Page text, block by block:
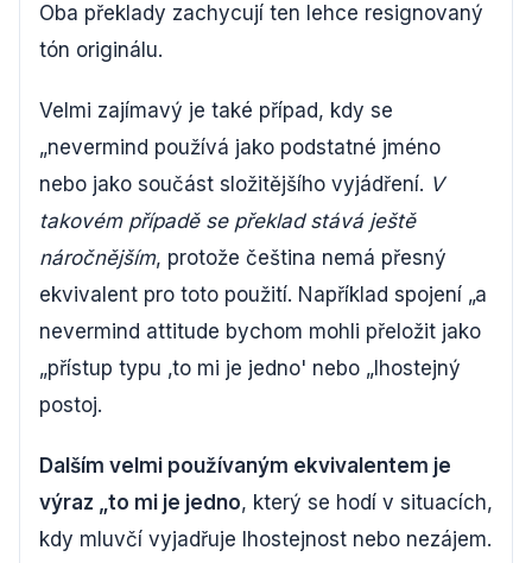
Oba překlady zachycují ten lehce resignovaný
tón originálu.
Velmi zajímavý je také případ, kdy se
„nevermind používá jako podstatné jméno
nebo jako součást složitějšího vyjádření. V
takovém případě se překlad stává ještě
náročnějším, protože čeština nemá přesný
ekvivalent pro toto použití. Například spojení „a
nevermind attitude bychom mohli přeložit jako
„přístup typu ‚to mi je jedno' nebo „lhostejný
postoj.
Dalším velmi používaným ekvivalentem je
výraz „to mi je jedno, který se hodí v situacích,
kdy mluvčí vyjadřuje lhostejnost nebo nezájem.